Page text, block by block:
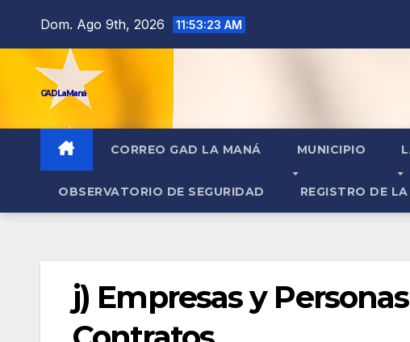
Dom. Ago 9th, 2026 11:53:24 AM
GAD La Maná
CORREO GAD LA MANÁ MUNICIPIO
OBSERVATORIO DE SEGURIDAD REGISTRO DE
j) Empresas y